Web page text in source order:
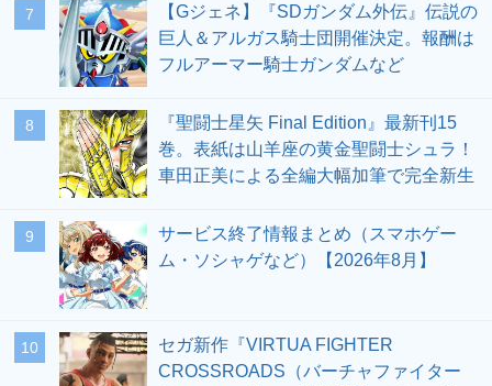
7
【Gジェネ】『SDガンダム外伝』伝説の
巨人＆アルガス騎士団開催決定。報酬は
フルアーマー騎士ガンダムなど
8
『聖闘士星矢 Final Edition』最新刊15
巻。表紙は山羊座の黄金聖闘士シュラ！
車田正美による全編大幅加筆で完全新生
9
サービス終了情報まとめ（スマホゲー
ム・ソシャゲなど）【2026年8月】
10
セガ新作『VIRTUA FIGHTER
CROSSROADS（バーチャファイター